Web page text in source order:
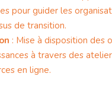
pour guider les
de transition.
: Mise à disposition des
à travers des
en ligne.